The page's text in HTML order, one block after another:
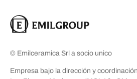
© Emilceramica Srl a socio unico
Empresa bajo la dirección y